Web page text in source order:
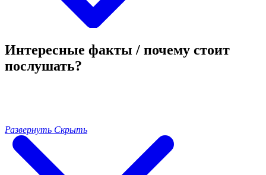
Интересные факты / почему стоит
послушать?
Развернуть Скрыть